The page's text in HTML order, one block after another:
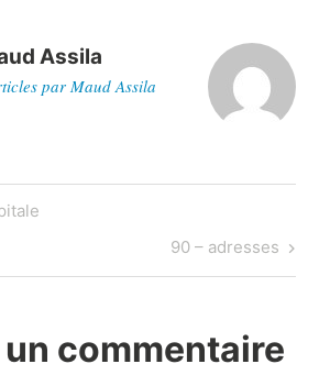
Assila
par Maud Assila
Next
Post
90 – adresses
commentaire